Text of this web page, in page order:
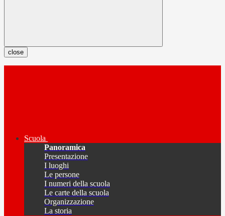
close
Scuola
Panoramica
Presentazione
I luoghi
Le persone
I numeri della scuola
Le carte della scuola
Organizzazione
La storia